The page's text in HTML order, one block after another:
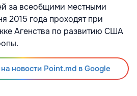
за всеобщими местными
2015 года проходят при
Агенства по развитию США
новости Point.md в Google